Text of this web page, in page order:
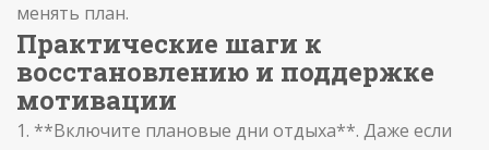
менять план.
Практические шаги к
восстановлению и поддержке
мотивации
1. **Включите плановые дни отдыха**. Даже если